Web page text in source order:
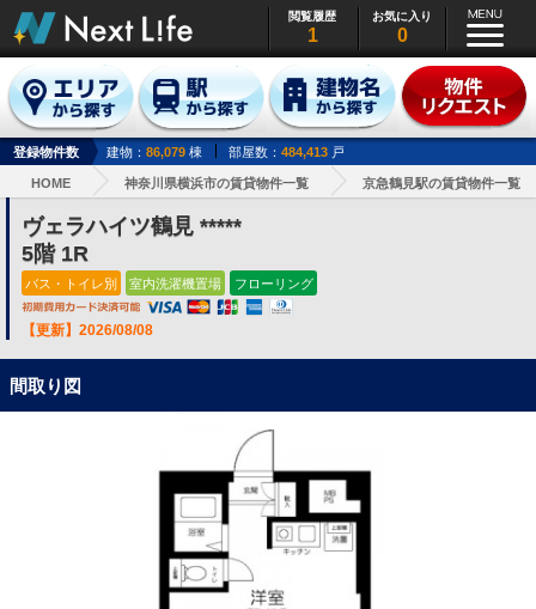
閲覧履歴
1
お気に入り
0
登録物件数 建物： 86,079 棟 部屋数： 484,413 戸
HOME 神奈川県横浜市の賃貸物件一覧 京急鶴見駅の賃貸物件一覧
ヴェラハイツ鶴見 *****
5階 1R
バス・トイレ別 室内洗濯機置場 フローリング
【更新】2026/08/08
間取り図